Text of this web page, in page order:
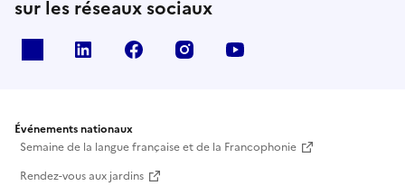
sur les réseaux sociaux
Linkedin Facebook Instagram
Événements nationaux
Semaine de la langue française et de la Francophonie
Rendez-vous aux jardins